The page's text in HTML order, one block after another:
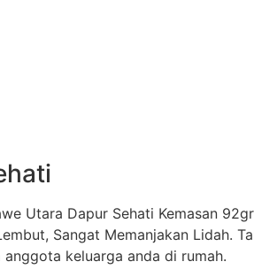
Utara Dapur Sehati Kemasan
Sangat Memanjakan Lidah.
keluarga anda di rumah.